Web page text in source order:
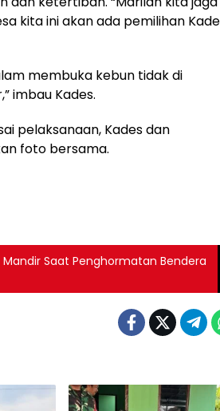
kita ini akan ada pemilihan
membuka kebun tidak di
imbau Kades.
pelaksanaan, Kades dan
foto bersama.
Saat Penghormatan Bendera